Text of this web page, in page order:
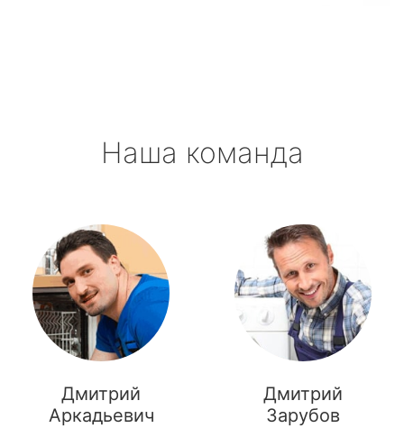
Наша команда
Дмитрий
Аркадьевич
Дмитрий
Зарубов